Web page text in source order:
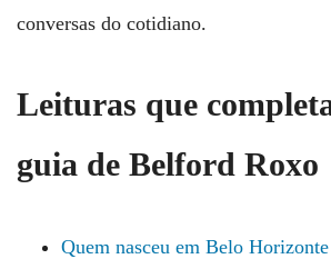
conversas do cotidiano.
Leituras que
guia de Belford Roxo
Quem nasceu em Belo